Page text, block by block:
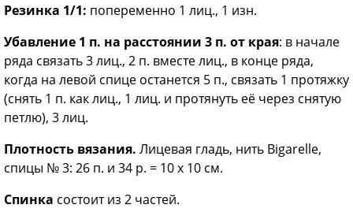
Резинка 1/1: попеременно 1 лиц., 1 изн.
Убавление 1 п. на расстоянии 3 п. от края: в начале
ряда связать 3 лиц., 2 п. вместе лиц., в конце ряда,
когда на левой спице останется 5 п., связать 1 протяжку
(снять 1 п. как лиц., 1 лиц. и протянуть её через снятую
петлю), 3 лиц.
Плотность вязания. Лицевая гладь, нить Bigarelle,
спицы № 3: 26 п. и 34 р. = 10 х 10 см.
Спинка состоит из 2 частей.